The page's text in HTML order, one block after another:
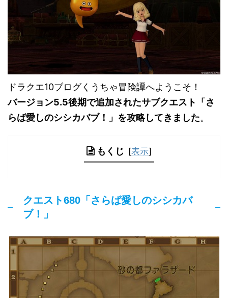
ドラクエ10ブログくうちゃ冒険譚へようこそ！
バージョン5.5後期で追加されたサブクエスト「さ
らば愛しのシシカバブ！」を攻略してきました。
もくじ [表示]
クエスト680「さらば愛しのシシカバ
ブ！」